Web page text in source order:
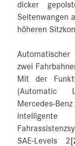
dicker
Seitenwangen
höheren
zwei
Mit der
(Automatic
SAE‑Levels 2